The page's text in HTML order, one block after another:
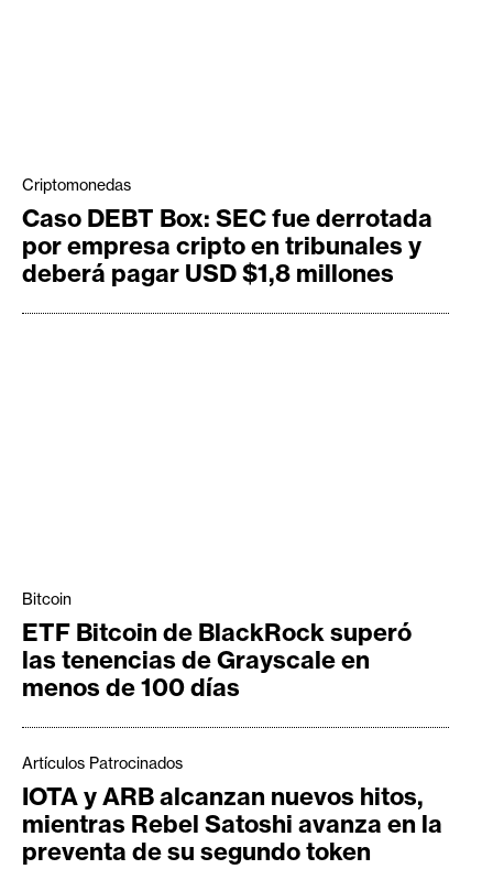
Criptomonedas
Caso DEBT Box: SEC fue derrotada
por empresa cripto en tribunales y
deberá pagar USD $1,8 millones
Bitcoin
ETF Bitcoin de BlackRock superó
las tenencias de Grayscale en
menos de 100 días
Artículos Patrocinados
IOTA y ARB alcanzan nuevos hitos,
mientras Rebel Satoshi avanza en la
preventa de su segundo token